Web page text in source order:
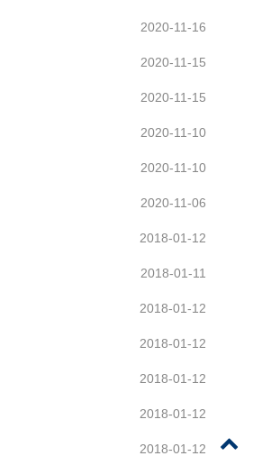
2020-11-16
2020-11-15
2020-11-15
2020-11-10
2020-11-10
2020-11-06
2018-01-12
2018-01-11
2018-01-12
2018-01-12
2018-01-12
2018-01-12
2018-01-12